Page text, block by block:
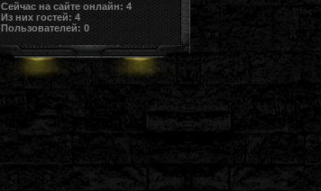
Сейчас на сайте онлайн: 4
Из них гостей: 4
Пользователей: 0